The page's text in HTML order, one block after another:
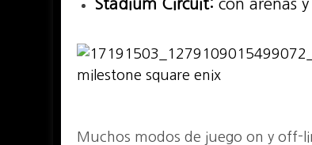
Stadium Circuit: con arenas
Muchos modos de juego on y off-